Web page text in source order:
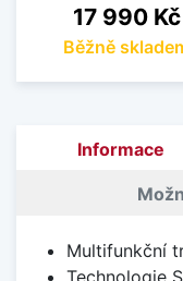
Cena
17 990 Kč
Běžně
Informace
Multifunkční
Technologie